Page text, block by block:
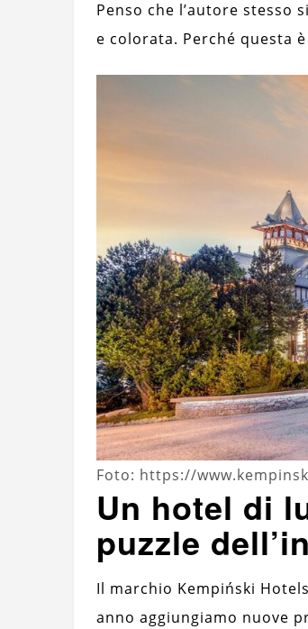
Penso che l’autore
e colorata. Perché questa
Foto: https://
Un hotel di
puzzle
Il marchio Kempiński
anno aggiungiamo nuove